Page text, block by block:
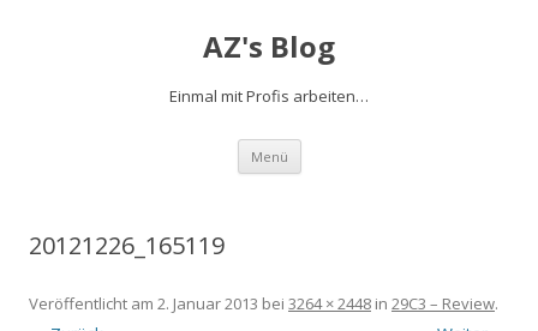
AZ's Blog
Einmal mit Profis arbeiten…
Menü Zum Inhalt springen
20121226_165119
Veröffentlicht am 2. Januar 2013 bei 3264 × 2448 in 29C3 – Review.